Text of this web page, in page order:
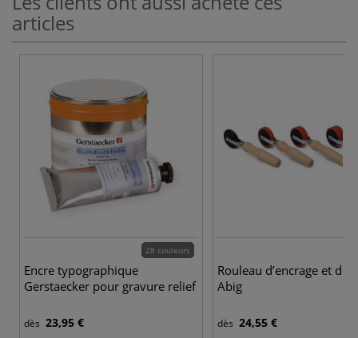
articles
28 couleurs
Encre typographique
Gerstaecker pour gravure relief
dès 23,95 €
Rouleau d’encrage et de
Abig
dès 24,55 €